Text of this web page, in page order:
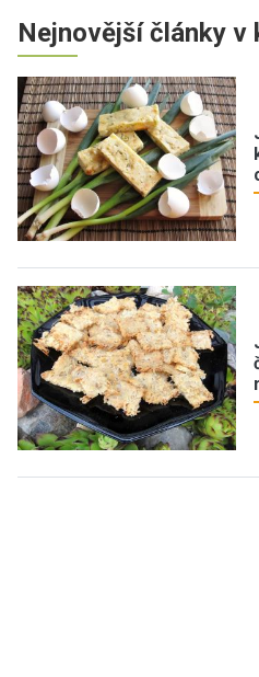
Nejnovější články v